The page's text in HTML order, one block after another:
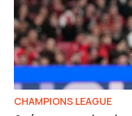
CHAMPIONS LEAGUE